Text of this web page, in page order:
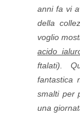
anni fa vi
della
voglio
acido
ftalati).
fantastica
smalti per
una